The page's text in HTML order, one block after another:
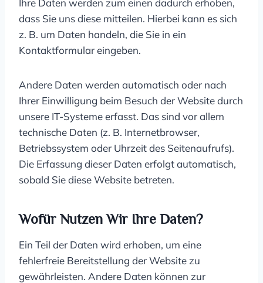
Ihre Daten werden zum einen dadurch erhoben,
dass Sie uns diese mitteilen. Hierbei kann es sich
z. B. um Daten handeln, die Sie in ein
Kontaktformular eingeben.
Andere Daten werden automatisch oder nach
Ihrer Einwilligung beim Besuch der Website durch
unsere IT-Systeme erfasst. Das sind vor allem
technische Daten (z. B. Internetbrowser,
Betriebssystem oder Uhrzeit des Seitenaufrufs).
Die Erfassung dieser Daten erfolgt automatisch,
sobald Sie diese Website betreten.
Wofür Nutzen Wir Ihre Daten?
Ein Teil der Daten wird erhoben, um eine
fehlerfreie Bereitstellung der Website zu
gewährleisten. Andere Daten können zur